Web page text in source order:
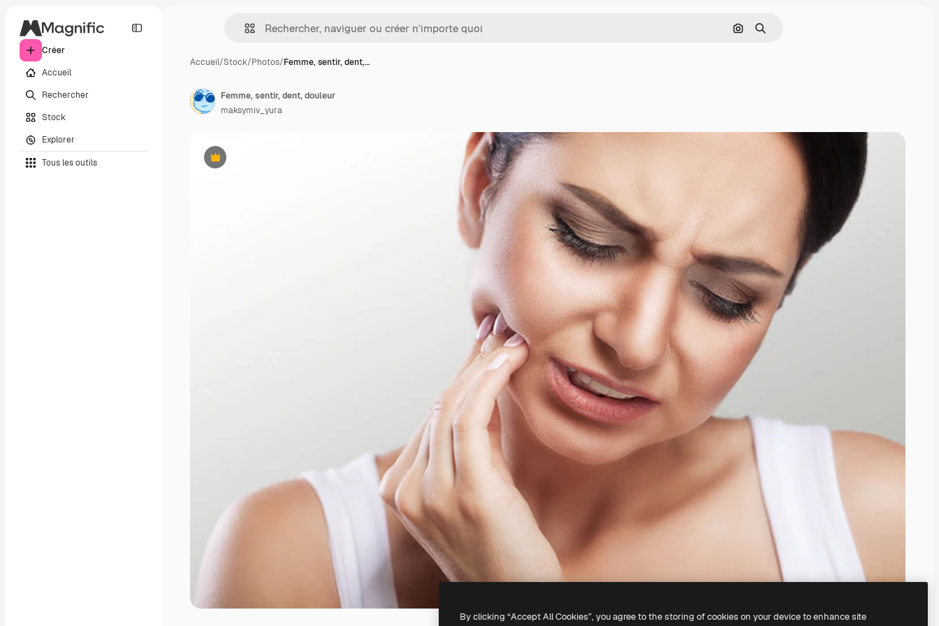
Créer
Accueil
Rechercher
Stock
Explorer
Tous les outils
Rechercher par image
Rechercher
Accueil/Stock/Photos/Femme, sentir, dent,…
Premium
Femme, sentir, dent, douleur
maksymiv_yura
By clicking “Accept All Cookies”, you agree to the storing of cookies on your device to enhance site